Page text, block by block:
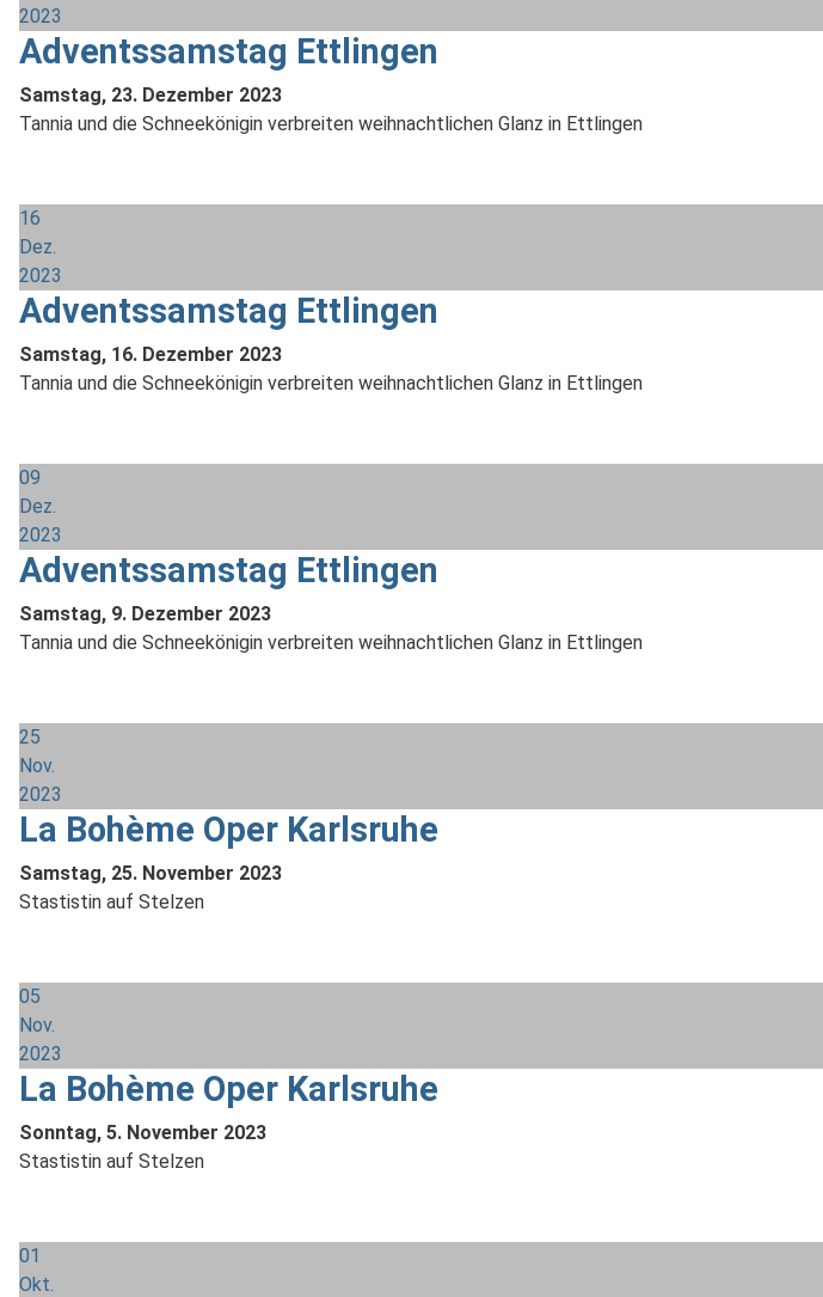
2023
Adventssamstag Ettlingen
Samstag, 23. Dezember 2023
Tannia und die Schneekönigin verbreiten weihnachtlichen Glanz in Ettlingen
16
Dez.
2023
Adventssamstag Ettlingen
Samstag, 16. Dezember 2023
Tannia und die Schneekönigin verbreiten weihnachtlichen Glanz in Ettlingen
09
Dez.
2023
Adventssamstag Ettlingen
Samstag, 9. Dezember 2023
Tannia und die Schneekönigin verbreiten weihnachtlichen Glanz in Ettlingen
25
Nov.
2023
La Bohème Oper Karlsruhe
Samstag, 25. November 2023
Stastistin auf Stelzen
05
Nov.
2023
La Bohème Oper Karlsruhe
Sonntag, 5. November 2023
Stastistin auf Stelzen
01
Okt.